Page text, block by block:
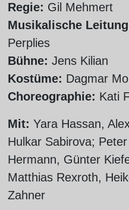
Regie: Gil Mehmert
Musikalische
Perplies
Bühne: Jens Kilian
Kostüme: Dagmar
Choreographie: Kati
Mit: Yara Hassan,
Hulkar Sabirova;
Hermann, Günter
Matthias Rexroth,
Zahner